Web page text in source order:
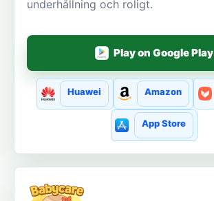
underhållning och roligt.
Play on Google Play
Huawei Amazon
App Store